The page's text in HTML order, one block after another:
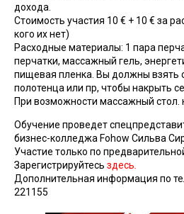
дохода.
Стоимость участия 10 € + 10 € за
кого их нет)
Расходные материалы: 1 пара
перчатки, массажный гель,
пищевая пленка. Вы должны взять
полотенца или пр, чтобы накрыть
При возможности массажный стол.
Обучение проведет
бизнес-колледжа Fohow Сильва
Участие только по
Зарегистрируйтесь здесь
Дополнительная информация по
221155